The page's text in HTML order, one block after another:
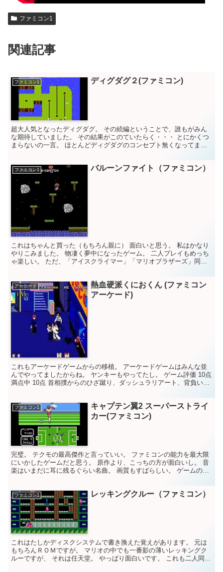
ファミコン1
関連記事
ファミコン1 ディグダグ２(ファミコン)
超大人気となったディグダグ。 その続編ということで、誰もがみん
な期待していました。 その結果がこのていたらく・・・ とにかくつ
まらないの一言。 ほとんどディグダグのコンセプト無くなってます
ファミコン1 バルーンファイト（ファミコン）
これはちゃんと買った（もちろん親に） 面白いと思う。 私はかなり
やりこみました。 物凄く夢中になったゲーム。 二人プレイもめっち
ゃ楽しい。 ただ、「アイスクライマー」「マリオブラザーズ」同様
アーケード
熱血硬派くにおくん (ファミコン
アーケード)
これもアーケードゲームからの移植。 アーケードゲームはみんな並
んでやってましたからね。 ヤンキーもやってたし。 ゲーム評価 10点
満点中 10点 首相撲からのひざ蹴り、ダッシュラリアート、背負い投
ファミコン1
キャプテン翼2 スーパーストライ
カー(ファミコン)
完璧。 テクモの最高傑作と言っていい。 ファミコンの能力を最大限
にいかしたゲームだと思う。 原作より、こっちの方が面白いし。 音
楽はいまだに耳に残るぐらい名曲。 画質もすばらしい。 ゲームのバ
ファミコン1 レッキングクルー（ファミコン）
これはたしかディスクシステムで書き換えた覚えがあります。 元は
もちろんＲＯＭですが。 マリオの中でも一番影の薄いレッキングク
ルーですが、 それは任天堂。 やっばり面白いです。 これも二人同時